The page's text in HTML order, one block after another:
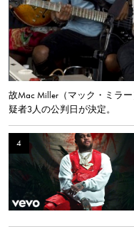
故Mac Miller（マック・ミラ
疑者3人の公判日が決定。